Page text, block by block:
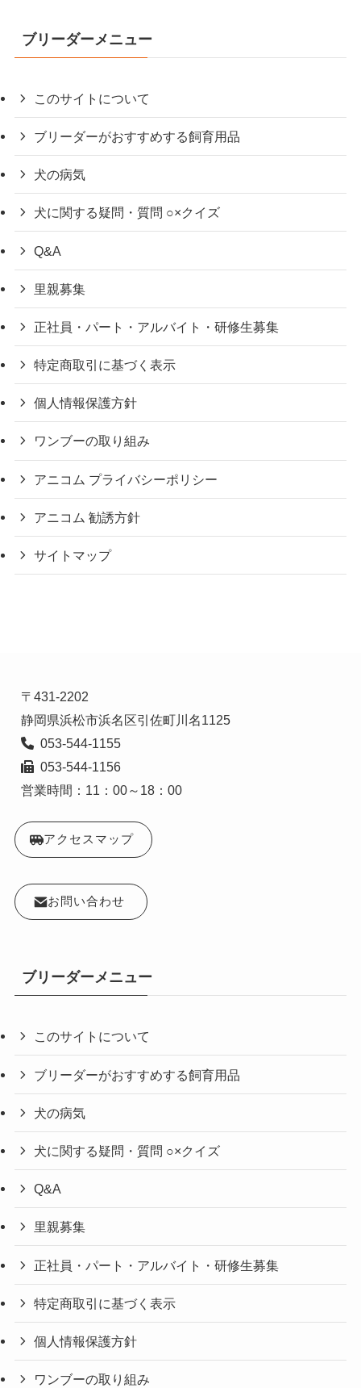
ブリーダーメニュー
このサイトについて
ブリーダーがおすすめする飼育用品
犬の病気
犬に関する疑問・質問 ○×クイズ
Q&A
里親募集
正社員・パート・アルバイト・研修生募集
特定商取引に基づく表示
個人情報保護方針
ワンブーの取り組み
アニコム プライバシーポリシー
アニコム 勧誘方針
サイトマップ
〒431-2202
静岡県浜松市浜名区引佐町川名1125
  053-544-1155
  053-544-1156
営業時間：11：00～18：00
アクセスマップ
お問い合わせ
ブリーダーメニュー
このサイトについて
ブリーダーがおすすめする飼育用品
犬の病気
犬に関する疑問・質問 ○×クイズ
Q&A
里親募集
正社員・パート・アルバイト・研修生募集
特定商取引に基づく表示
個人情報保護方針
ワンブーの取り組み